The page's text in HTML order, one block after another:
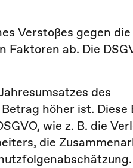
Verstoßes gegen die
Faktoren ab. Die
des
höher ist. Diese
wie z. B. die
die